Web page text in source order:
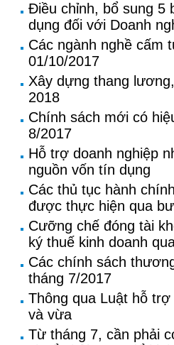
Điều chỉnh, bổ sung 5
dụng đối với Doanh
Các ngành nghề cấm
01/10/2017
Xây dựng thang
2018
Chính sách mới có
8/2017
Hỗ trợ doanh nghiệp
nguồn vốn tín dụng
Các thủ tục hành
được thực hiện qua
Cưỡng chế đóng tài
ký thuế kinh doanh
Các chính sách
tháng 7/2017
Thông qua Luật hỗ
và vừa
Từ tháng 7, cần phải